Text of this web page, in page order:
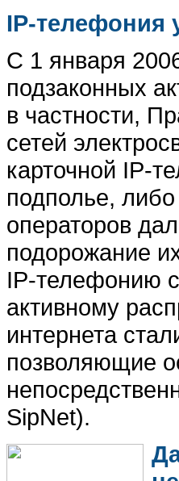
IP-телефония
С 1 января
подзаконных
в частности,
сетей
карточной IP-
подполье,
операторов
подорожание
IP-телефонию
активному
интернета
позволяющие
SipNet).